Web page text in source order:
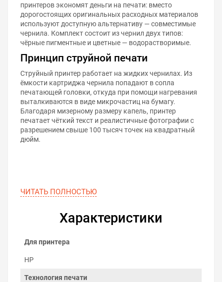
принтеров экономят деньги на печати: вместо
дорогостоящих оригинальных расходных материалов
используют доступную альтернативу — совместимые
чернила. Комплект состоит из чернил двух типов:
чёрные пигментные и цветные — водорастворимые.
Принцип струйной печати
Струйный принтер работает на жидких чернилах. Из
ёмкости картриджа чернила попадают в сопла
печатающей головки, откуда при помощи нагревания
выталкиваются в виде микрочастиц на бумагу.
Благодаря мизерному размеру капель, принтер
печатает чёткий текст и реалистичные фотографии с
разрешением свыше 100 тысяч точек на квадратный
дюйм.
ЧИТАТЬ ПОЛНОСТЬЮ
Характеристики
Для принтера
HP
Технология печати